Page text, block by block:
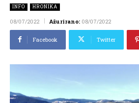
INFO HRONIKA
08/07/2022 Ažurirano: 08/07/2022
Facebook Twitter